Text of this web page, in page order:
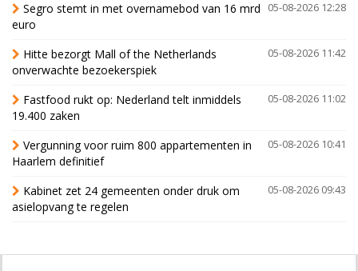
05-08-2026 12:28
Segro stemt in met overnamebod van 16 mrd
euro
05-08-2026 11:42
Hitte bezorgt Mall of the Netherlands
onverwachte bezoekerspiek
05-08-2026 11:02
Fastfood rukt op: Nederland telt inmiddels
19.400 zaken
05-08-2026 10:41
Vergunning voor ruim 800 appartementen in
Haarlem definitief
05-08-2026 09:43
Kabinet zet 24 gemeenten onder druk om
asielopvang te regelen